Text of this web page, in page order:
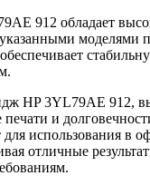
912 обладает
моделями
HP 3YL79AE 912,
печати и
для использования в
отличные